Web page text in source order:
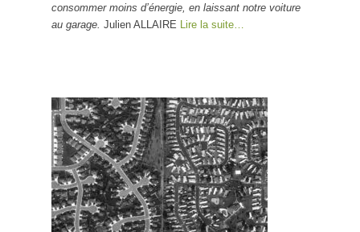
consommer moins d’énergie, en laissant notre voiture
au garage. Julien ALLAIRE Lire la suite…